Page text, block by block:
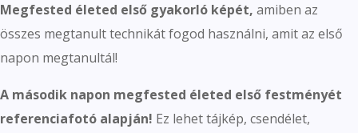
Megfested életed első gyakorló képét, amiben az
összes megtanult technikát fogod használni, amit az első
napon megtanultál!
A második napon megfested életed első festményét
referenciafotó alapján! Ez lehet tájkép, csendélet,